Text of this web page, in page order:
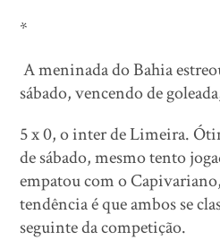
*
A meninada do Bahia
sábado, vencendo de
5 x 0, o inter de Limeira.
de sábado, mesmo tento
empatou com o
tendência é que ambos se
seguinte da competição.